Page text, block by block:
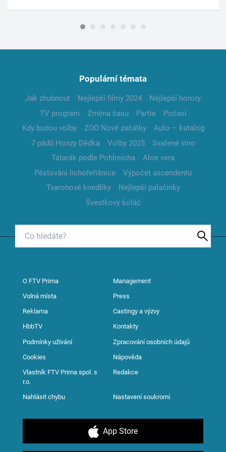
Populární témata
Jak zhubnout Nejlepší filmy 2024
Nejlepší horory
TV program
Změna času Partie
Počasí
Kdy budou volby
ZOO Nové začátky
Auto – katalog
7 pádů Honzy Dědka
Volby 2025
Svařené víno
Tatarák podle Pohlreicha
Aloe vera
Pěstování lichořeřišnice
Výpočet ascendentu
Tvarohové knedlíky
Nejlepší palačinky
Švestkový koláč
O FTV Prima Management
Volná místa Press
Reklama Castingy a výzvy
HbbTV Kontakty
Podmínky užívání Zpracování osobních údajů
Cookies Nápověda
Vlastník FTV Prima spol. s
r.o.
Redakce
Nahlásit chybu Nastavení soukromí
App Store